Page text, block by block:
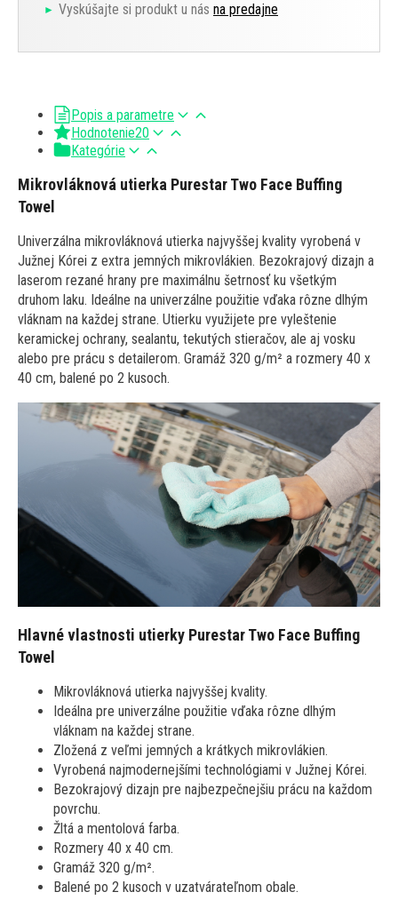
Vyskúšajte si produkt u nás na predajne
Popis a parametre
Hodnotenie20
Kategórie
Mikrovláknová utierka Purestar Two Face Buffing
Towel
Univerzálna mikrovláknová utierka najvyššej kvality vyrobená v
Južnej Kórei z extra jemných mikrovlákien. Bezokrajový dizajn a
laserom rezané hrany pre maximálnu šetrnosť ku všetkým
druhom laku. Ideálne na univerzálne použitie vďaka rôzne dlhým
vláknam na každej strane. Utierku využijete pre vyleštenie
keramickej ochrany, sealantu, tekutých stieračov, ale aj vosku
alebo pre prácu s detailerom. Gramáž 320 g/m² a rozmery 40 x
40 cm, balené po 2 kusoch.
Hlavné vlastnosti utierky Purestar Two Face Buffing
Towel
Mikrovláknová utierka najvyššej kvality.
Ideálna pre univerzálne použitie vďaka rôzne dlhým
vláknam na každej strane.
Zložená z veľmi jemných a krátkych mikrovlákien.
Vyrobená najmodernejšími technológiami v Južnej Kórei.
Bezokrajový dizajn pre najbezpečnejšiu prácu na každom
povrchu.
Žltá a mentolová farba.
Rozmery 40 x 40 cm.
Gramáž 320 g/m².
Balené po 2 kusoch v uzatvárateľnom obale.